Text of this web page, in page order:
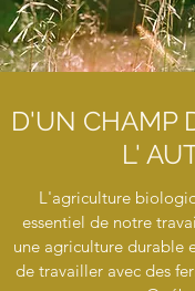
D'UN CHAMP
L'
L'agriculture
essentiel de notre
une agriculture durable
de travailler avec des